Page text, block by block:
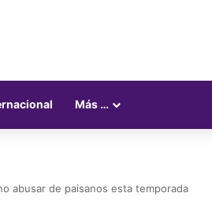
Más …
abusar de paisanos esta temporada